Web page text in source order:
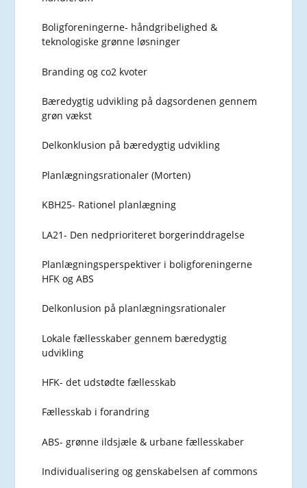
Boligforeningerne- håndgribelighed &
teknologiske grønne løsninger
Branding og co2 kvoter
Bæredygtig udvikling på dagsordenen gennem
grøn vækst
Delkonklusion på bæredygtig udvikling
Planlægningsrationaler (Morten)
KBH25- Rationel planlægning
LA21- Den nedprioriteret borgerinddragelse
Planlægningsperspektiver i boligforeningerne
HFK og ABS
Delkonlusion på planlægningsrationaler
Lokale fællesskaber gennem bæredygtig
udvikling
HFK- det udstødte fællesskab
Fællesskab i forandring
ABS- grønne ildsjæle & urbane fællesskaber
Individualisering og genskabelsen af commons